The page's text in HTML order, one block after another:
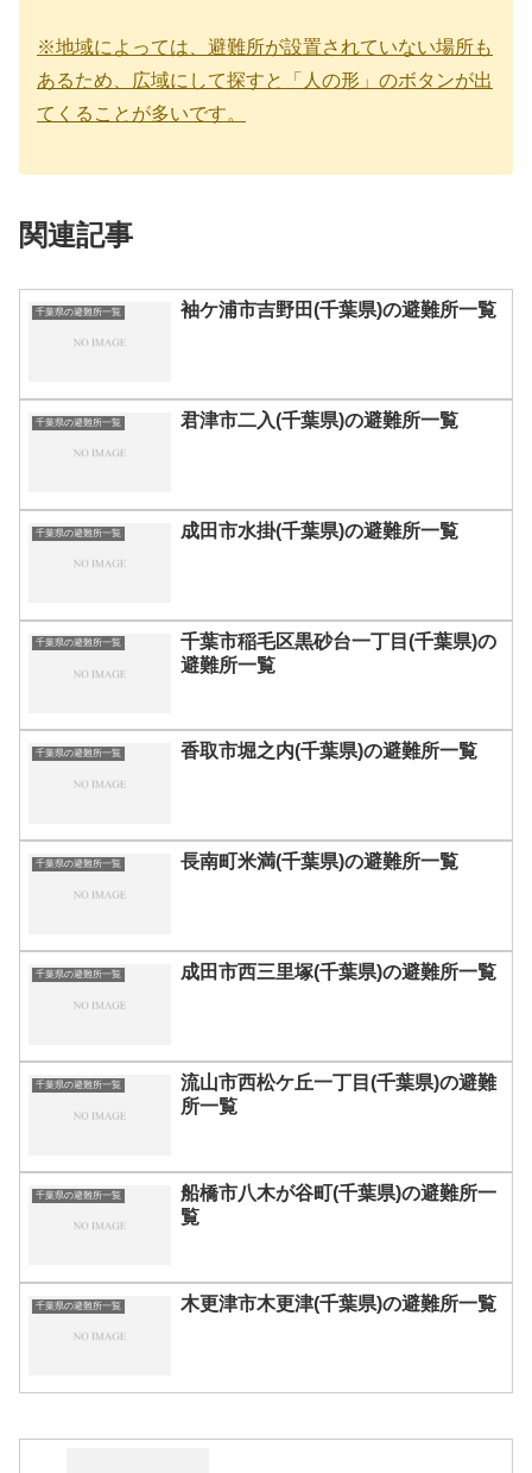
※地域によっては、避難所が設置されていない場所も
あるため、広域にして探すと「人の形」のボタンが出
てくることが多いです。
関連記事
千葉県の避難所一覧 袖ケ浦市吉野田(千葉県)の避難所一覧
千葉県の避難所一覧 君津市二入(千葉県)の避難所一覧
千葉県の避難所一覧 成田市水掛(千葉県)の避難所一覧
千葉県の避難所一覧
千葉市稲毛区黒砂台一丁目(千葉県)の
避難所一覧
千葉県の避難所一覧 香取市堀之内(千葉県)の避難所一覧
千葉県の避難所一覧 長南町米満(千葉県)の避難所一覧
千葉県の避難所一覧 成田市西三里塚(千葉県)の避難所一覧
千葉県の避難所一覧
流山市西松ケ丘一丁目(千葉県)の避難
所一覧
千葉県の避難所一覧
船橋市八木が谷町(千葉県)の避難所一
覧
千葉県の避難所一覧 木更津市木更津(千葉県)の避難所一覧